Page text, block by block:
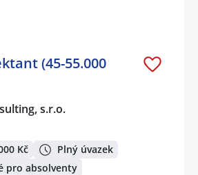
(45-55.000
s.r.o.
Kč
Plný úvazek
pro absolventy